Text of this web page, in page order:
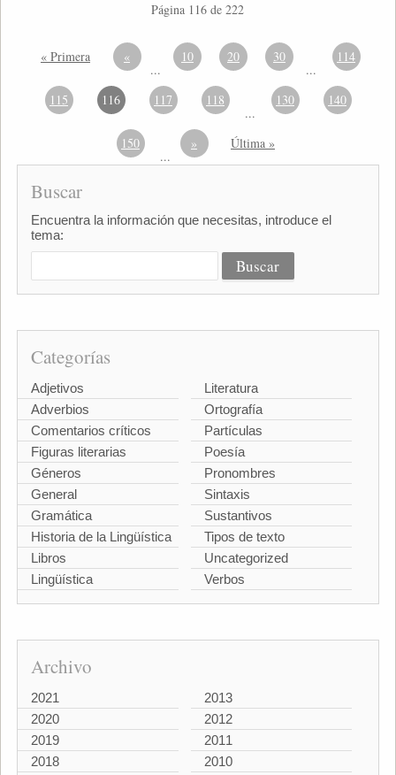
Página 116 de 222
« Primera «
...
10 20 30
...
114
115 116 117 118
...
130 140
150
...
» Última »
Buscar
Encuentra la información que necesitas, introduce el
tema:
Categorías
Adjetivos
Adverbios
Comentarios críticos
Figuras literarias
Géneros
General
Gramática
Historia de la Lingüística
Libros
Lingüística
Literatura
Ortografía
Partículas
Poesía
Pronombres
Sintaxis
Sustantivos
Tipos de texto
Uncategorized
Verbos
Archivo
2021
2020
2019
2018
2013
2012
2011
2010